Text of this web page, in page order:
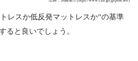
レスか低反発マットレスか”の基準
ると良いでしょう。